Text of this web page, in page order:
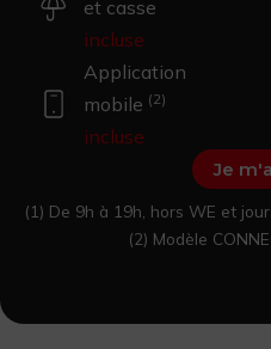
et casse
incluse
Application
mobile (2)
incluse
Je
(1) De 9h à 19h, hors WE et
(2) Modèle